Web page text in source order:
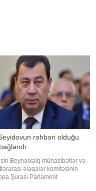
rəhbəri olduğu
Beynəlxalq münasibətlər və
əlaqələr komitəsinin
Şurası Parlament